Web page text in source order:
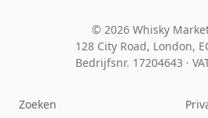
© 2026 Whisky
128 City Road, London,
Bedrijfsnr. 17204643 ·
Zoeken